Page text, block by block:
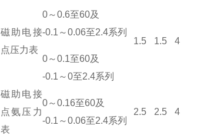
磁助电接
点压力表
0～0.6至60及
-0.1～0.06至2.4系列
1.5
1.5 4
0～0.1至60及
-0.1～0至2.4系列
磁助电接
点氨压力
表
0～0.16至60及
-0.1～0.06至2.4系列
2.5 2.5 4